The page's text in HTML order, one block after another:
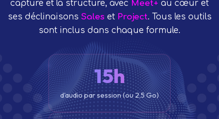
capture et la structure, avec Meet+ au cœur et
ses déclinaisons Sales et Project. Tous les outils
sont inclus dans chaque formule.
15h
d'audio par session (ou 2,5 Go)